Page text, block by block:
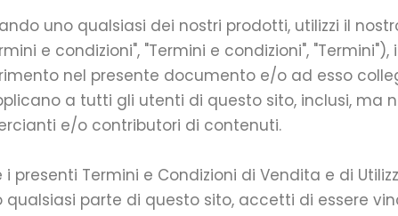
uno qualsiasi dei nostri prodotti, utilizzi il
e condizioni", "Termini e condizioni",
nel presente documento e/o ad esso
a tutti gli utenti di questo sito, inclusi,
e/o contributori di contenuti.
Termini e Condizioni di Vendita e di
parte di questo sito, accetti di essere